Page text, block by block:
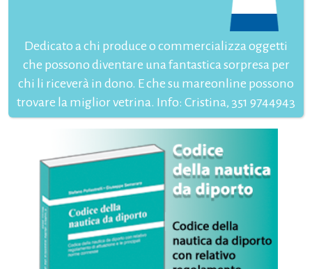
Dedicato a chi produce o commercializza oggetti
che possono diventare una fantastica sorpresa per
chi li riceverà in dono. E che su mareonline possono
trovare la miglior vetrina. Info: Cristina, 351 9744943